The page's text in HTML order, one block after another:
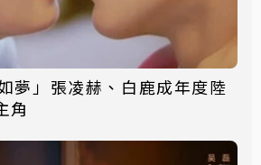
夢」張凌赫、白鹿成年度陸
角